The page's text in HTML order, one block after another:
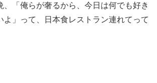
、「俺らが奢るから、今日は何でも好き
よ」って、日本食レストラン連れてって